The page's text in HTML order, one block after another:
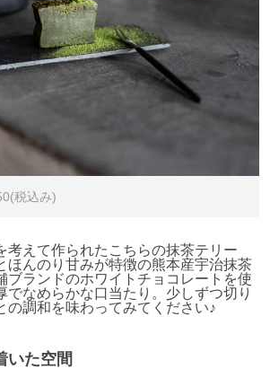
税込み)
考えて作られたこちらの抹茶テリー
ほんのり甘みが特徴の熊本産宇治抹茶
ブランドのホワイトチョコレートを使
でなめらかな口当たり。少しずつ切り
の調和を味わってみてください♪
いた空間